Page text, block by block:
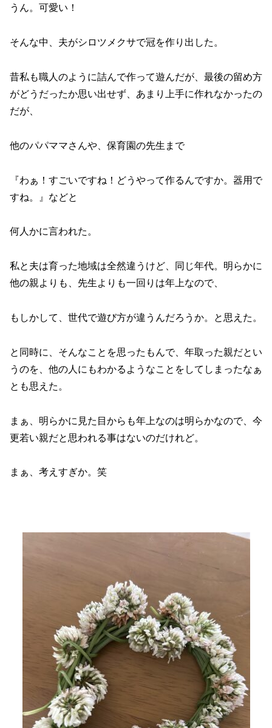
うん。可愛い！
そんな中、夫がシロツメクサで冠を作り出した。
昔私も職人のように詰んで作って遊んだが、最後の留め方
がどうだったか思い出せず、あまり上手に作れなかったの
だが、
他のパパママさんや、保育園の先生まで
『わぁ！すごいですね！どうやって作るんですか。器用で
すね。』などと
何人かに言われた。
私と夫は育った地域は全然違うけど、同じ年代。明らかに
他の親よりも、先生よりも一回りは年上なので、
もしかして、世代で遊び方が違うんだろうか。と思えた。
と同時に、そんなことを思ったもんで、年取った親だとい
うのを、他の人にもわかるようなことをしてしまったなぁ
とも思えた。
まぁ、明らかに見た目からも年上なのは明らかなので、今
更若い親だと思われる事はないのだけれど。
まぁ、考えすぎか。笑